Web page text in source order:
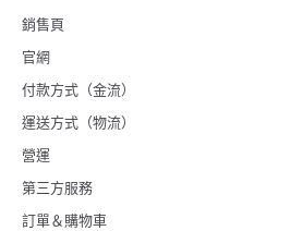
銷售頁
官網
付款方式（金流）
運送方式（物流）
營運
第三方服務
訂單＆購物車